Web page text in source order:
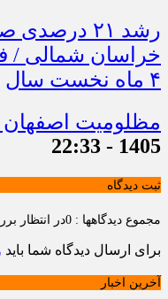
رشد ۲۱
۴ ماه نخست سال
مظلومیت
1405 - 22:33
ثبت دیدگاه
مجموع دیدگاهها : 0 در انتظار
برای ارسال دیدگاه شما باید
آخرین اخبار